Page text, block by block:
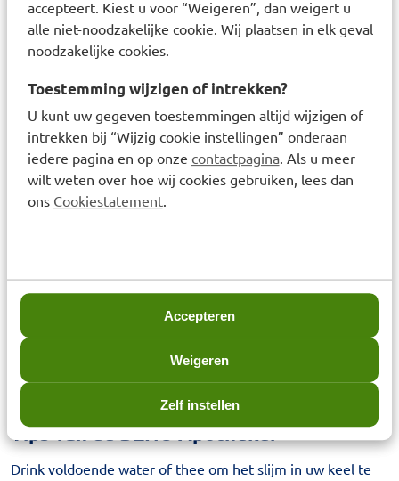
accepteert. Kiest u voor “Weigeren”, dan weigert u
alle niet-noodzakelijke cookie. Wij plaatsen in elk geval
noodzakelijke cookies.
Toestemming wijzigen of intrekken?
U kunt uw gegeven toestemmingen altijd wijzigen of
intrekken bij “Wijzig cookie instellingen” onderaan
iedere pagina en op onze contactpagina. Als u meer
wilt weten over hoe wij cookies gebruiken, lees dan
ons Cookiestatement.
Accepteren
Weigeren
Zelf instellen
Bisolvon Keelirritatiesiroop
– verzacht de keel en
vermindert de hoestprikkel bij droge hoest.
Wat helpt bij vastzittende hoest?
ondersteunt bij het losmaken van slijm en het ophoesten
ervan.
Wat is geschikt bij beginnende keelpijn en hoest?
Daro Thijmsiroop– bevat tijmextract en helpt bij het
Bisolvon Kindersiroop– speciaal ontwikkeld voor jonge
kinderen, mild en effectief.
Wat helpt bij kriebel in de keel?
Isla Keelpastilles– verzachten de keel en zijn handig voor
Tips van de BENU Apotheker
Drink voldoende water of thee om het slijm in uw keel te